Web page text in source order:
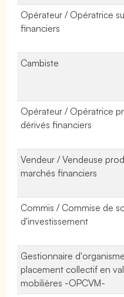
Opérateur / Opératrice
financiers
Cambiste
Opérateur / Opératrice
dérivés financiers
Vendeur / Vendeuse
marchés financiers
Commis / Commise de
d'investissement
Gestionnaire
placement collectif en
mobilières -OPCVM-